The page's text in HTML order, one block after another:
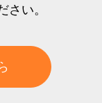
さい。